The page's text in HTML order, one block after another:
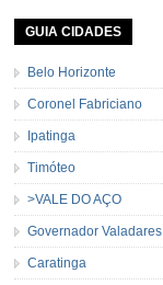
GUIA CIDADES
Belo Horizonte
Coronel Fabriciano
Ipatinga
Timóteo
>VALE DO AÇO
Governador Valadares
Caratinga